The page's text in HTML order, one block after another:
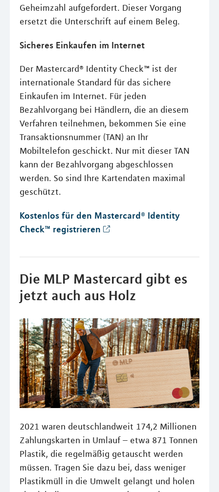
Geheimzahl aufgefordert. Dieser Vorgang
ersetzt die Unterschrift auf einem Beleg.
Sicheres Einkaufen im Internet
Der Mastercard® Identity Check™ ist der
internationale Standard für das sichere
Einkaufen im Internet. Für jeden
Bezahlvorgang bei Händlern, die an diesem
Verfahren teilnehmen, bekommen Sie eine
Transaktionsnummer (TAN) an Ihr
Mobiltelefon geschickt. Nur mit dieser TAN
kann der Bezahlvorgang abgeschlossen
werden. So sind Ihre Kartendaten maximal
geschützt.
Kostenlos für den Mastercard® Identity
Check™ registrieren
Die MLP Mastercard gibt es
jetzt auch aus Holz
2021 waren deutschlandweit 174,2 Millionen
Zahlungskarten in Umlauf – etwa 871 Tonnen
Plastik, die regelmäßig getauscht werden
müssen. Tragen Sie dazu bei, dass weniger
Plastikmüll in die Umwelt gelangt und holen